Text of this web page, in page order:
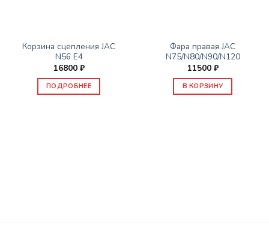
Корзина сцепления JAC
N56 E4
16800 ₽
ПОДРОБНЕЕ
Фара правая JAC
N75/N80/N90/N120
11500 ₽
В КОРЗИНУ